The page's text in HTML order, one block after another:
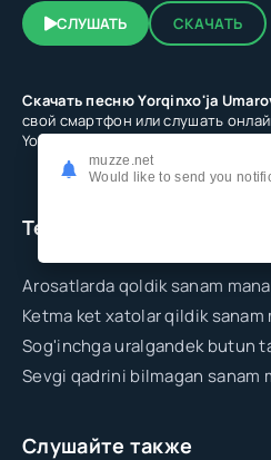
СЛУШАТЬ СКАЧАТЬ
Скачать песню Yorqinxo'ja
свой смартфон или слушать
Yorqinxo'ja Umarov в качестве
Текст песни
Arosatlarda qoldik sanam
Ketma ket xatolar qildik sanam
Sog'inchga uralgandek butun
Sevgi qadrini bilmagan sanam
Слушайте также
muzze.net
Would like to send you